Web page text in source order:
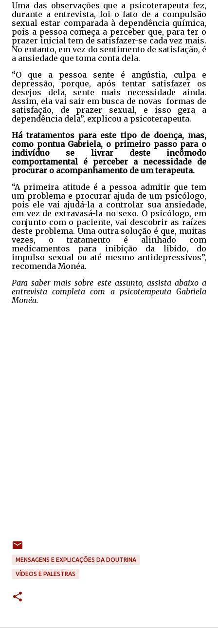
Uma das observações que a psicoterapeuta fez,
durante a entrevista, foi o fato de a compulsão
sexual estar comparada à dependência química,
pois a pessoa começa a perceber que, para ter o
prazer inicial tem de satisfazer-se cada vez mais.
No entanto, em vez do sentimento de satisfação, é
a ansiedade que toma conta dela.
“O que a pessoa sente é angústia, culpa e
depressão, porque, após tentar satisfazer os
desejos dela, sente mais necessidade ainda.
Assim, ela vai sair em busca de novas formas de
satisfação, de prazer sexual, e isso gera a
dependência dela”, explicou a psicoterapeuta.
Há tratamentos para este tipo de doença, mas,
como pontua Gabriela, o primeiro passo para o
indivíduo se livrar deste incômodo
comportamental é perceber a necessidade de
procurar o acompanhamento de um terapeuta.
“A primeira atitude é a pessoa admitir que tem
um problema e procurar ajuda de um psicólogo,
pois ele vai ajudá-la a controlar sua ansiedade,
em vez de extravasá-la no sexo. O psicólogo, em
conjunto com o paciente, vai descobrir as raízes
deste problema. Uma outra solução é que, muitas
vezes, o tratamento é alinhado com
medicamentos para inibição da libido, do
impulso sexual ou até mesmo antidepressivos”,
recomenda Monéa.
Para saber mais sobre este assunto, assista abaixo a
entrevista completa com a psicoterapeuta Gabriela
Monéa.
MENSAGENS E EXPLICAÇÕES DA DOUTRINA
VÍDEOS E PALESTRAS